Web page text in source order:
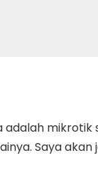
adalah mikrotik
Saya